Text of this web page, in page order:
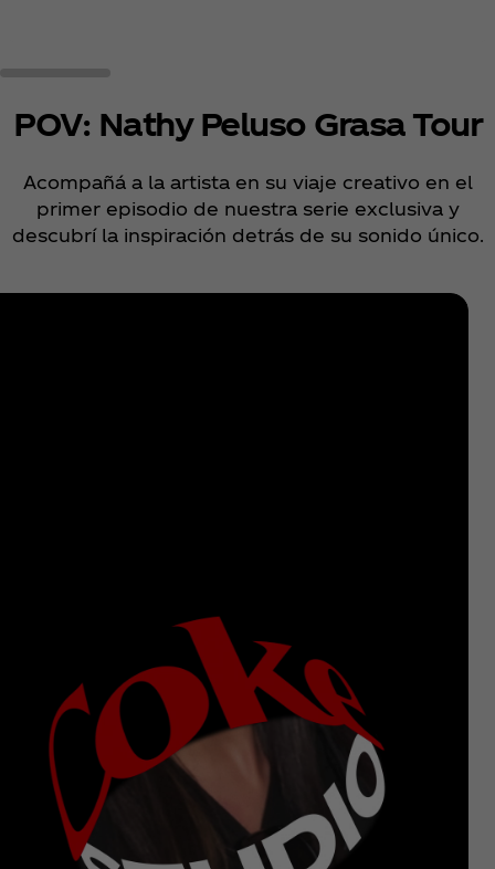
POV: Nathy Peluso Grasa Tour
Acompañá a la artista en su viaje creativo en el
primer episodio de nuestra serie exclusiva y
descubrí la inspiración detrás de su sonido único.